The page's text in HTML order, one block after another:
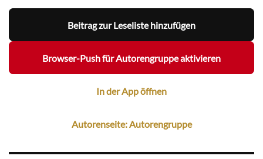
Beitrag zur Leseliste hinzufügen
Browser-Push für Autorengruppe aktivieren
In der App öffnen
Autorenseite: Autorengruppe